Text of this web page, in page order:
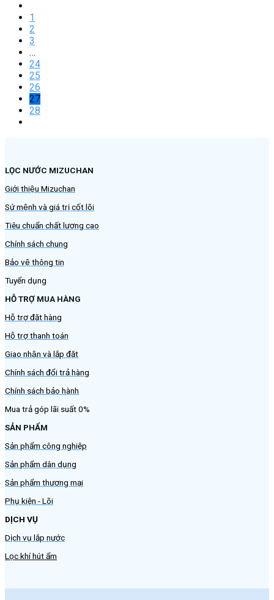
1
2
3
…
24
25
26
27
28
LỌC NƯỚC MIZUCHAN
Giới thiệu Mizuchan
Sứ mệnh và giá trị cốt lõi
Tiêu chuẩn chất lượng cao
Chính sách chung
Bảo vệ thông tin
Tuyển dụng
HỖ TRỢ MUA HÀNG
Hỗ trợ đặt hàng
Hỗ trợ thanh toán
Giao nhận và lắp đặt
Chính sách đổi trả hàng
Chính sách bảo hành
Mua trả góp lãi suất 0%
SẢN PHẨM
Sản phẩm công nghiệp
Sản phẩm dân dụng
Sản phẩm thương mại
Phụ kiện - Lõi
DỊCH VỤ
Dịch vụ lắp nước
Lọc khí hút ẩm